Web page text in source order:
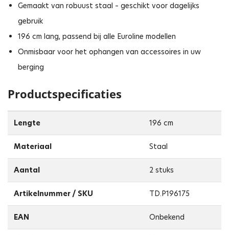
Gemaakt van robuust staal – geschikt voor dagelijks
gebruik
196 cm lang, passend bij alle Euroline modellen
Onmisbaar voor het ophangen van accessoires in uw
berging
Productspecificaties
Lengte 196 cm
Materiaal Staal
Aantal 2 stuks
Artikelnummer / SKU TD.P196175
EAN Onbekend